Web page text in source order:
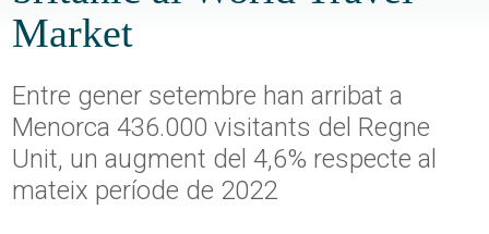
Market
Entre gener setembre han arribat a
Menorca 436.000 visitants del Regne
Unit, un augment del 4,6% respecte al
mateix període de 2022